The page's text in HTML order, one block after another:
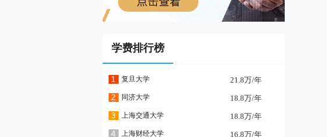
学费排行榜
1 复旦大学 21.8万/年
2 同济大学 18.8万/年
3 上海交通大学 18.8万/年
4 上海财经大学 16.8万/年